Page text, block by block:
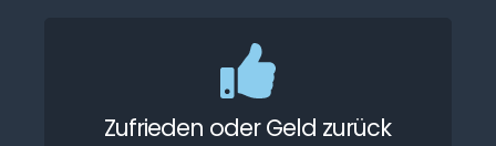
Zufrieden oder Geld zurück